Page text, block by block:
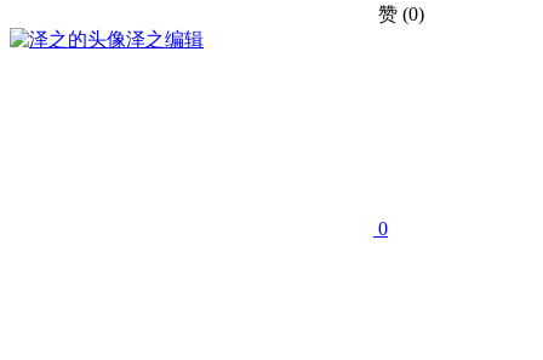
赞 (0)
泽之编辑
0